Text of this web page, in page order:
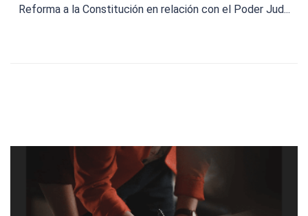
Reforma a la Constitución en relación con el Poder Jud...